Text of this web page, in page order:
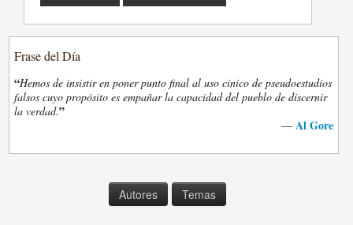
Frase del Día
“Hemos de insistir en poner punto final al uso cínico de pseudoestudios
falsos cuyo propósito es empañar la capacidad del pueblo de discernir
la verdad.”
— Al Gore
Autores Temas